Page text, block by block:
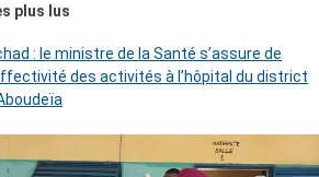
plus lus
: le ministre de la Santé s’assure de
des activités à l’hôpital du district